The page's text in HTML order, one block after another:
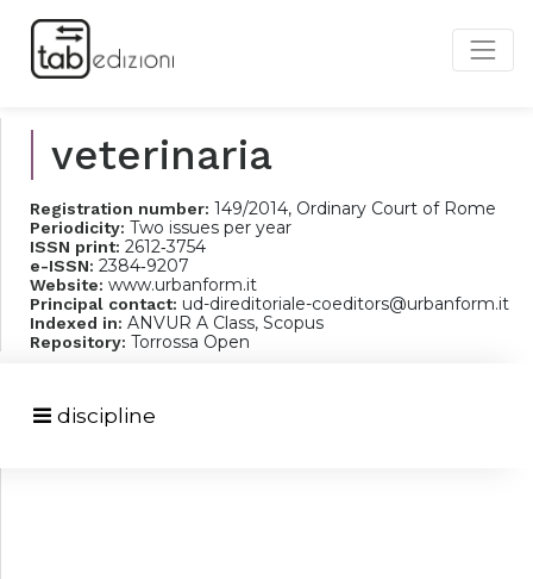
veterinaria
Registration number: 149/2014, Ordinary Court of Rome
Periodicity: Two issues per year
ISSN print: 2612‐3754
e-ISSN: 2384‐9207
Website: www.urbanform.it
Principal contact: ud-direditoriale-coeditors@urbanform.it
Indexed in: ANVUR A Class, Scopus
Repository: Torrossa Open
discipline